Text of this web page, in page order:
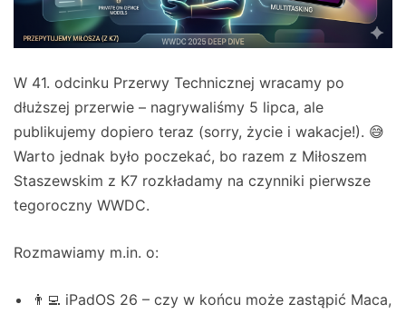
W 41. odcinku Przerwy Technicznej wracamy po
dłuższej przerwie – nagrywaliśmy 5 lipca, ale
publikujemy dopiero teraz (sorry, życie i wakacje!). 😅
Warto jednak było poczekać, bo razem z Miłoszem
Staszewskim z K7 rozkładamy na czynniki pierwsze
tegoroczny WWDC.
Rozmawiamy m.in. o:
👨‍💻 iPadOS 26 – czy w końcu może zastąpić Maca,